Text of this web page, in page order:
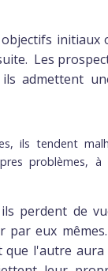
initiaux
Les
admettent
ils tendent
problèmes, à
perdent de
eux mêmes.
que l'autre